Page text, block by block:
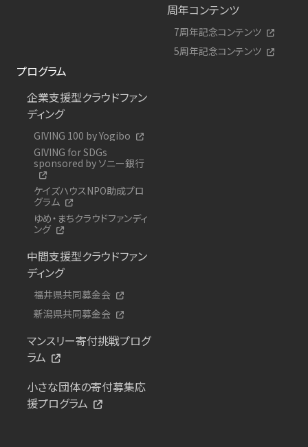
周年コンテンツ
7周年記念コンテンツ
5周年記念コンテンツ
プログラム
企業支援型クラウドファン
ディング
GIVING 100 by Yogibo
GIVING for SDGs
sponsored by ソニー銀行
ケイズハウスNPO助成プロ
グラム
ゆめ・まちクラウドファンディ
ング
中間支援型クラウドファン
ディング
福井県共同募金会
新潟県共同募金会
マンスリー寄付挑戦プログ
ラム
小さな団体の寄付募集応
援プログラム